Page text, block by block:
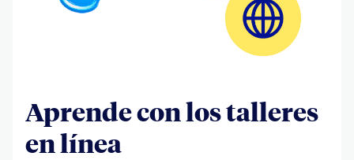
Aprende con los talleres
en línea